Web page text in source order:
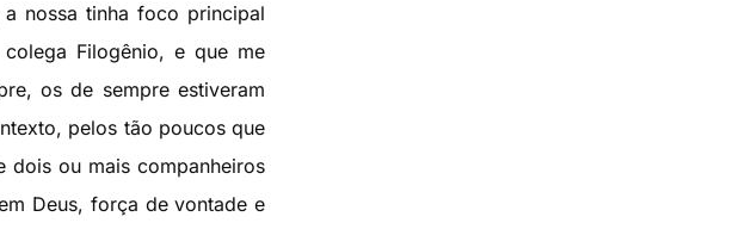
nossa tinha foco principal
Filogênio, e que me
os de sempre estiveram
pelos tão poucos que
dois ou mais companheiros
Deus, força de vontade e